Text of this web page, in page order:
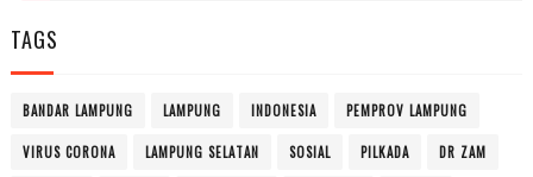
TAGS
BANDAR LAMPUNG LAMPUNG INDONESIA PEMPROV LAMPUNG
VIRUS CORONA LAMPUNG SELATAN SOSIAL PILKADA DR ZAM